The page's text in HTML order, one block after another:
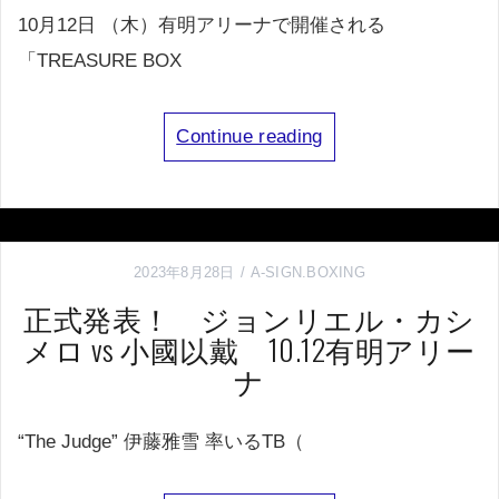
10月12日 （木）有明アリーナで開催される
「TREASURE BOX
Continue reading
2023年8月28日 A-SIGN.BOXING
正式発表！ ジョンリエル・カシ
メロ vs 小國以戴 10.12有明アリー
ナ
“The Judge” 伊藤雅雪 率いるTB（